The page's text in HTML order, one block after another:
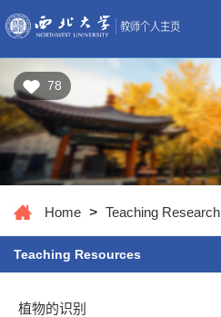
78
Home > Teaching Research
Teaching Resources
植物的识别